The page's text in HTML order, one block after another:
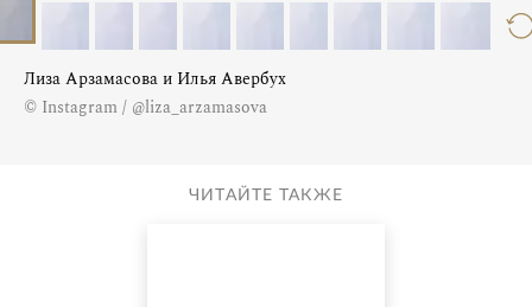
Лиза Арзамасова и Илья Авербух
© Instagram / @liza_arzamasova
ЧИТАЙТЕ ТАКЖЕ